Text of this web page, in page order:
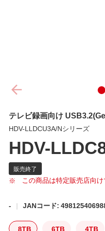
テレビ録画向け
HDV-LLDCU3A/Nシリーズ
HDV-
この商品は特定販売店向け
- JANコード:
8TB 6TB 4TB